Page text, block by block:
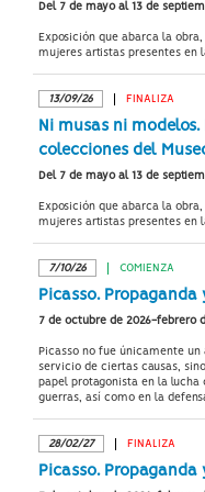
Del 7 de mayo al 13 de
Exposición que abarca la
mujeres artistas presentes en
13/09/26 FINALIZA
Ni musas ni
colecciones del
Del 7 de mayo al 13 de
Exposición que abarca la
mujeres artistas presentes en
7/10/26 COMIENZA
Picasso.
7 de octubre de 2026-febrero
Picasso no fue únicamente
servicio de ciertas causas,
papel protagonista en la
guerras, así como en la
28/02/27 FINALIZA
Picasso.